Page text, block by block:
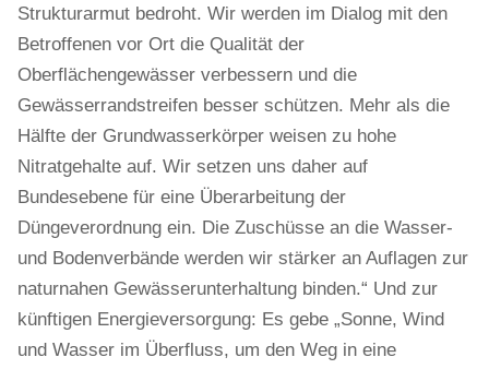
Strukturarmut bedroht. Wir werden im Dialog mit den
Betroffenen vor Ort die Qualität der
Oberflächengewässer verbessern und die
Gewässerrandstreifen besser schützen. Mehr als die
Hälfte der Grundwasserkörper weisen zu hohe
Nitratgehalte auf. Wir setzen uns daher auf
Bundesebene für eine Überarbeitung der
Düngeverordnung ein. Die Zuschüsse an die Wasser-
und Bodenverbände werden wir stärker an Auflagen zur
naturnahen Gewässerunterhaltung binden.“ Und zur
künftigen Energieversorgung: Es gebe „Sonne, Wind
und Wasser im Überfluss, um den Weg in eine